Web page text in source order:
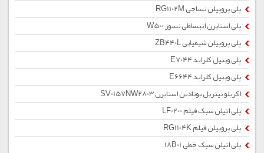
پلی پروپیلن نساجی RG1102M
پلی استایرن انبساطی نسوز W500
پلی پروپیلن شیمیایی ZB440L
پلی وینیل کلراید E7044
پلی وینیل کلراید E6644
اکریلو نیتریل بوتادین استایرن SV0157NW2803
پلی اتیلن سبک فیلم LF0200
پلی پروپیلن فیلم RG1104K
پلی اتیلن سبک خطی 18B01